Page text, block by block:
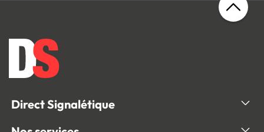
Direct Signalétique